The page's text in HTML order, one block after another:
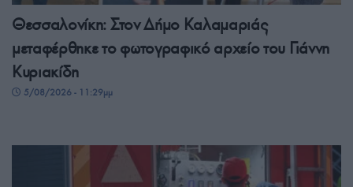
Θεσσαλονίκη: Στον Δήμο Καλαμαριάς
μεταφέρθηκε το φωτογραφικό αρχείο του Γιάννη
Κυριακίδη
5/08/2026 - 11:29μμ